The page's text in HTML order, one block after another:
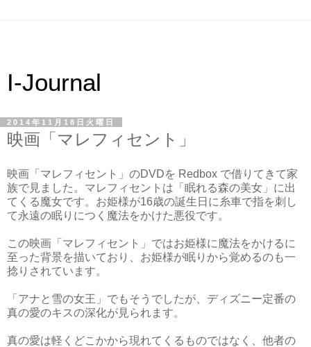
I-Journal
2014年11月18日火曜日
映画「マレフィセント」
映画「マレフィセント」のDVDを Redbox で借りてきて家
族で見ました。マレフィセントは「眠れる森の美女」に出
てくる魔女です。お姫様が16歳の誕生日に糸車で指を刺し
て永遠の眠りにつく魔法をかけた悪役です。
この映画「マレフィセント」ではお姫様に魔法をかけるに
至った背景を描いており、お姫様が眠りから覚めるのも一
捻りされています。
「アナと雪の女王」でもそうでしたが、ディズニー定番の
真の愛のキスの深化が見られます。
真の愛は軽くどこかから現れてくるものではなく、他者の